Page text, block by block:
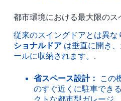
都市環境における最大限のス
従来のスイングドアとは異な
ショナルドアは垂直に開き、
ールに収納されます。.
省スペース設計：
この
のすぐ近くに駐車でき
クトな都市型ガレージ